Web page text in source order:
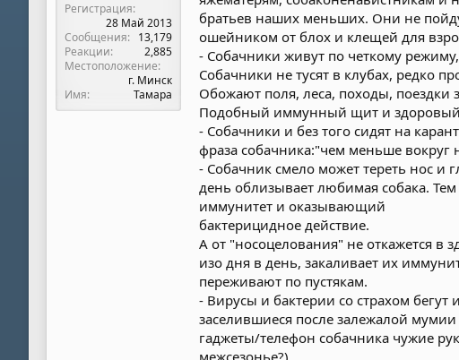
Регистрация
28 Май 2013
Сообщения
13,179
Реакции
2,885
Местоположение
г. Минск
Имя
Тамара
братьев наших меньших. Они не
ошейником от блох и клещей для
- Собачники живут по четкому
Собачники не тусят в клубах, редко
Обожают поля, леса, походы, поездки
Подобный иммунный щит и здоровый
- Собачники и без того сидят на
фраза собачника:"чем меньше вокруг
- Собачник смело может тереть нос и
день облизывает любимая собака.
иммунитет и оказывающий
бактерицидное действие.
А от "носоцелования" не откажется в
изо дня в день, закаливает их
переживают по пустякам.
- Вирусы и бактерии со страхом
заселившиеся после залежалой
гаджеты/телефон собачника чужие
межсезонье?)